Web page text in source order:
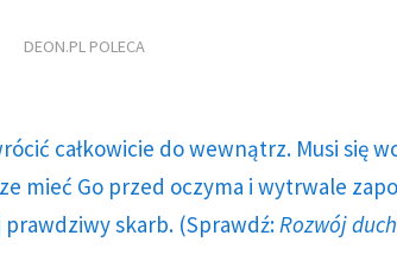
DEON.PL POLECA
całkowicie do wewnątrz. Musi się
mieć Go przed oczyma i wytrwale
skarb. (Sprawdź: Rozwój